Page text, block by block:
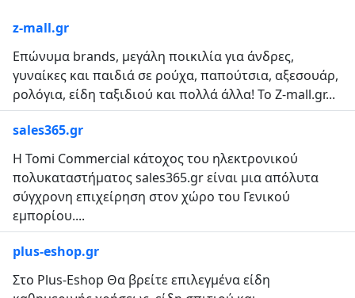
z-mall.gr
Επώνυμα brands, μεγάλη ποικιλία για άνδρες,
γυναίκες και παιδιά σε ρούχα, παπούτσια, αξεσουάρ,
ρολόγια, είδη ταξιδιού και πολλά άλλα! To Ζ-mall.gr...
sales365.gr
Η Tomi Commercial κάτοχος του ηλεκτρονικού
πολυκαταστήματος sales365.gr είναι μια απόλυτα
σύγχρονη επιχείρηση στον χώρο του Γενικού
εμπορίου....
plus-eshop.gr
Στο Plus-Eshop Θα βρείτε επιλεγμένα είδη